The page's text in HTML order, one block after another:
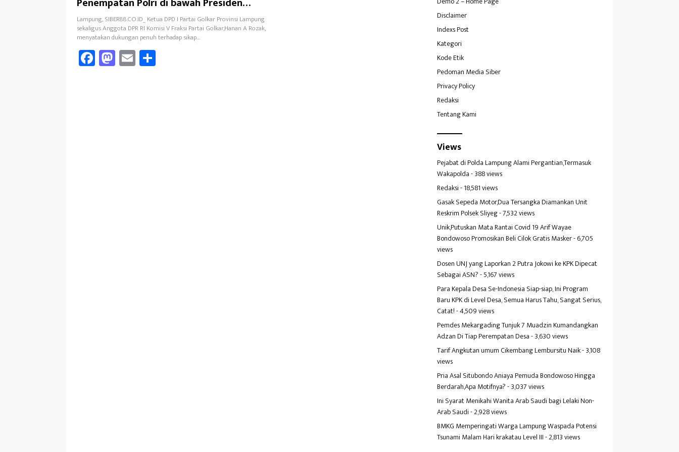
Adalah Amanat Reformasi dan Konstitusi
Lampung, SIBER88.CO.ID_ Ketua DPD I Partai Golkar Provinsi Lampung
sekaligus Anggota DPR RI Komisi V Fraksi Partai Golkar,Hanan A Rozak,
menyatakan dukungan penuh terhadap sikap…
Fa
ce
M
as
E
m
Disclaimer
Indexs Post
Kategori
Kode Etik
Pedoman Media Siber
Privacy Policy
Redaksi
Tentang Kami
Views
Pejabat di Polda Lampung Alami Pergantian,Termasuk
Wakapolda- 388 views
Redaksi- 18,581 views
Gasak Sepeda Motor,Dua Tersangka Diamankan Unit
Reskrim Polsek Sliyeg- 7,532 views
Unik,Putuskan Mata Rantai Covid 19 Arif Wayae
Bondowoso Promosikan Beli Cilok Gratis Masker- 6,705
views
Dosen UNJ yang Laporkan 2 Putra Jokowi ke KPK Dipecat
Sebagai ASN?- 5,167 views
Para Kepala Desa Se-Indonesia Siap-siap, Ini Program
Baru KPK di Level Desa, Semua Harus Tahu, Sangat Serius,
Catat!- 4,509 views
Pemdes Mekargading Tunjuk 7 Muadzin Kumandangkan
Adzan Di Tiap Perempatan Desa- 3,630 views
Tarif Angkutan umum Cikembang Lembursitu Naik- 3,108
views
Pria Asal Situbondo Aniaya Pemuda Bondowoso Hingga
Berdarah,Apa Motifnya?- 3,037 views
Ini Syarat Menikahi Wanita Arab Saudi bagi Lelaki Non-
Arab Saudi- 2,928 views
BMKG Memperingati Warga Lampung Waspada Potensi
Tsunami Malam Hari krakatau Level III- 2,813 views